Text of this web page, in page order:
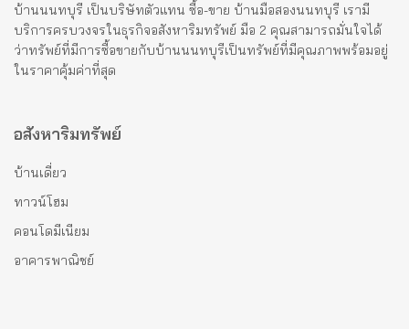
บ้านนนทบุรี เป็นบริษัทตัวแทน ซื้อ-ขาย บ้านมือสองนนทบุรี เรามี
บริการครบวงจรในธุรกิจอสังหาริมทรัพย์ มือ 2 คุณสามารถมั่นใจได้
ว่าทรัพย์ที่มีการซื้อขายกับบ้านนนทบุรีเป็นทรัพย์ที่มีคุณภาพพร้อมอยู่
ในราคาคุ้มค่าที่สุด
อสังหาริมทรัพย์
บ้านเดี่ยว
ทาวน์โฮม
คอนโดมีเนียม
อาคารพาณิชย์